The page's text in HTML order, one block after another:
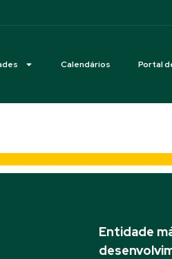
Calendários Portal
Entidade